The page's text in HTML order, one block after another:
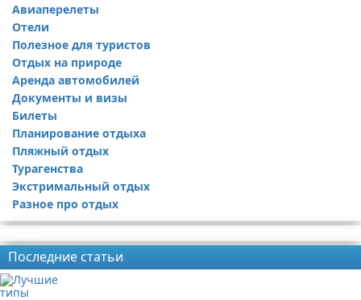
Авиаперелеты
Отели
Полезное для туристов
Отдых на природе
Аренда автомобилей
Документы и визы
Билеты
Планирование отдыха
Пляжный отдых
Турагенства
Экстримальный отдых
Разное про отдых
Последние статьи